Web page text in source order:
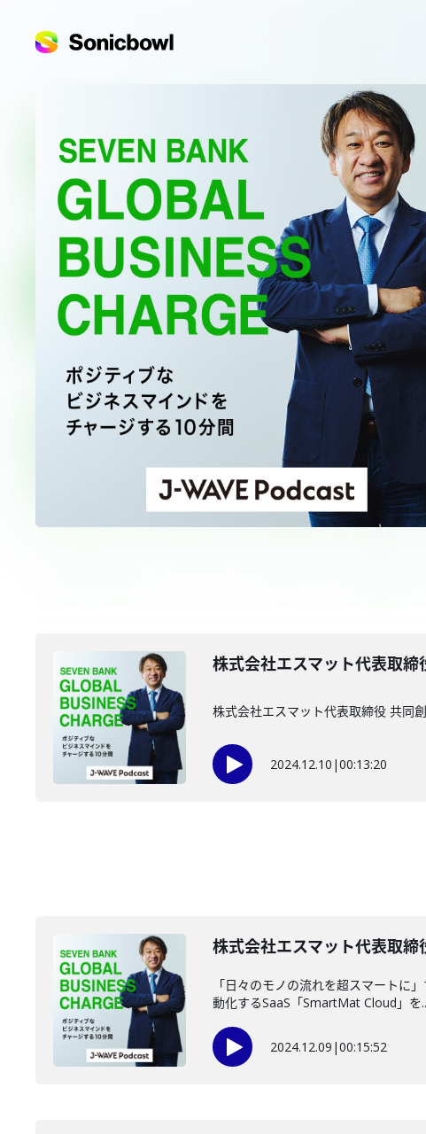
株式会社エスマット代表取
株式会社エスマット代表取締役 共同
2024.12.10 |00:13:20
株式会社エスマット代表取
「日々のモノの流れを超スマートに
動化するSaaS「SmartMat Cloud」を
2024.12.09 |00:15:52